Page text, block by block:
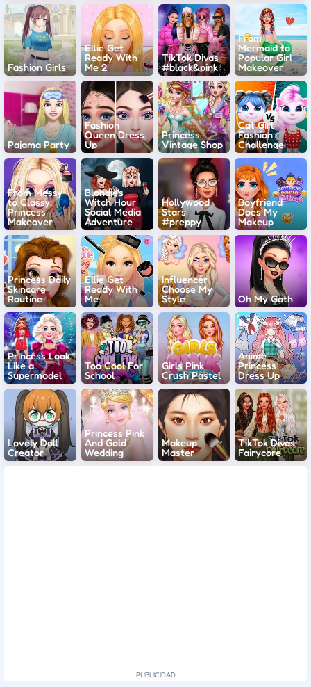
Fashion Girls
Ellie Get
Ready With
Me 2
TikTok Divas
#black&pink
From
Mermaid to
Popular Girl
Makeover
Pajama Party
Fashion
Queen Dress
Up
Princess
Vintage Shop
Cat Girl
Fashion
Challenge
From Messy
to Classy:
Princess
Makeover
Blondie's
Witch Hour
Social Media
Adventure
Hollywood
Stars
#preppy
Boyfriend
Does My
Makeup
Princess Daily
Skincare
Routine
Ellie Get
Ready With
Me
Influencer
Choose My
Style
Oh My Goth
Princess Look
Like a
Supermodel
Too Cool For
School
Girls Pink
Crush Pastel
Anime
Princess
Dress Up
Lovely Doll
Creator
Princess Pink
And Gold
Wedding
Makeup
Master
TikTok Divas
Fairycore